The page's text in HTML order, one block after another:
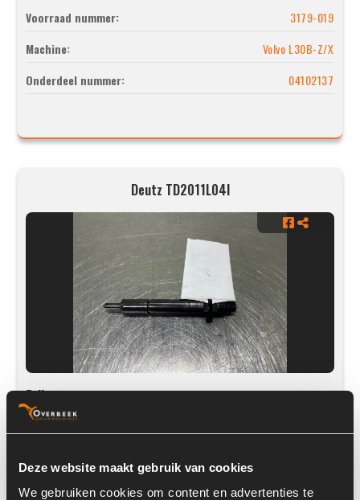
Deze website maakt gebruik van cookies
We gebruiken cookies om content en advertenties te
Voorraad nummer:
3179-019
Machine:
Volvo L30B-Z/X
Onderdeel nummer:
04102137
Deutz TD2011L04I
Prijs op aanvraag
Onderdeel nummer:
04102137